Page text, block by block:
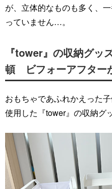
が、立体的なものも多く、
っていません…。
『tower』の収納グッ
頓 ビフォーアフター
おもちゃであふれかえった
使用した『tower』の収納グ